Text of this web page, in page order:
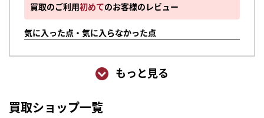
買取のご利用初めてのお客様のレビュー
気に入った点・気に入らなかった点
もっと見る
買取ショップ一覧